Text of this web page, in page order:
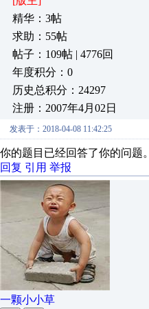
精华：3帖
求助：55帖
帖子：109帖 | 4776回
年度积分：0
历史总积分：24297
注册：2007年4月02日
发表于：2018-04-08 11:42:25
你的题目已经回答了你的问题。
回复 引用 举报
一颗小小草